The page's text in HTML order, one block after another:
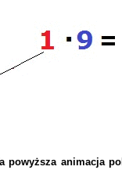
powyższa animacja